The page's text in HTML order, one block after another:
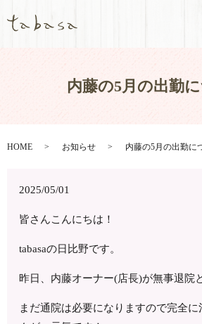
内藤の5月の出勤
HOME お知らせ 内藤の5月の出勤に
2025/05/01
皆さんこんにちは！
tabasaの日比野です。
昨日、内藤オーナー(店長)が無事退院
まだ通院は必要になりますので完全